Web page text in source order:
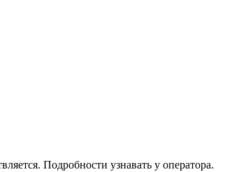
Подробности узнавать у оператора.